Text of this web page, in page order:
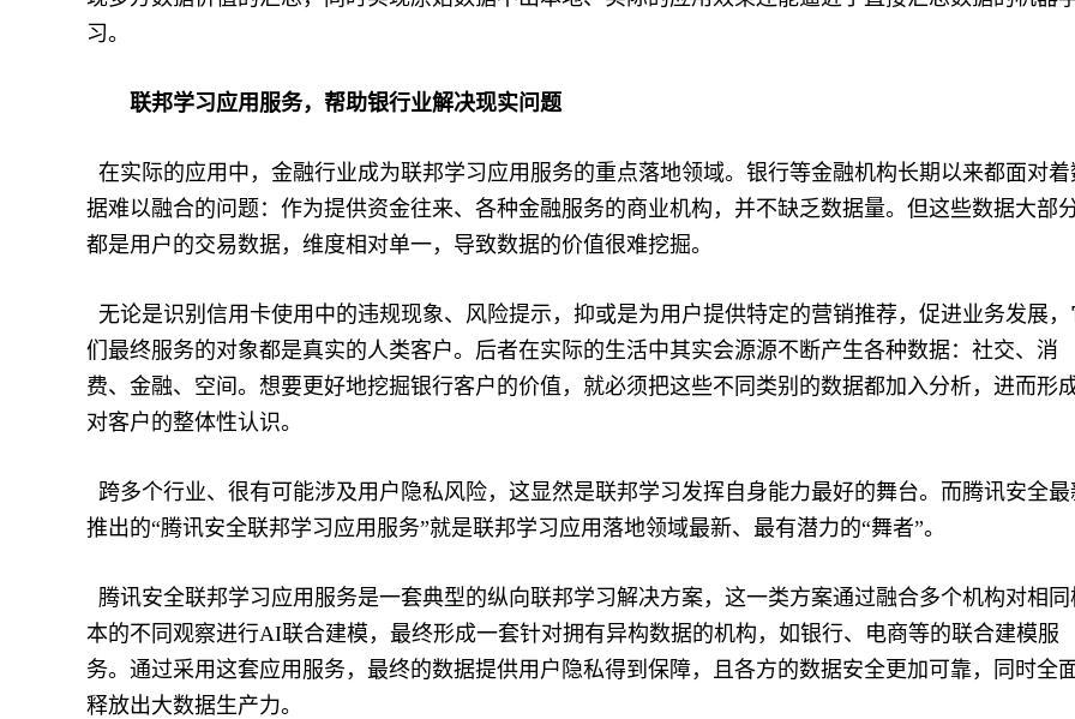
习。
联邦学习应用服务，帮助银行业解决现实问题
在实际的应用中，金融行业成为联邦学习应用服务的重点落地领域。银行等金融机构长期以来都面对着
据难以融合的问题：作为提供资金往来、各种金融服务的商业机构，并不缺乏数据量。但这些数据大部
都是用户的交易数据，维度相对单一，导致数据的价值很难挖掘。
无论是识别信用卡使用中的违规现象、风险提示，抑或是为用户提供特定的营销推荐，促进业务发展，
们最终服务的对象都是真实的人类客户。后者在实际的生活中其实会源源不断产生各种数据：社交、消
费、金融、空间。想要更好地挖掘银行客户的价值，就必须把这些不同类别的数据都加入分析，进而形
对客户的整体性认识。
跨多个行业、很有可能涉及用户隐私风险，这显然是联邦学习发挥自身能力最好的舞台。而腾讯安全最
推出的“腾讯安全联邦学习应用服务”就是联邦学习应用落地领域最新、最有潜力的“舞者”。
腾讯安全联邦学习应用服务是一套典型的纵向联邦学习解决方案，这一类方案通过融合多个机构对相同
本的不同观察进行AI联合建模，最终形成一套针对拥有异构数据的机构，如银行、电商等的联合建模服
务。通过采用这套应用服务，最终的数据提供用户隐私得到保障，且各方的数据安全更加可靠，同时全
释放出大数据生产力。